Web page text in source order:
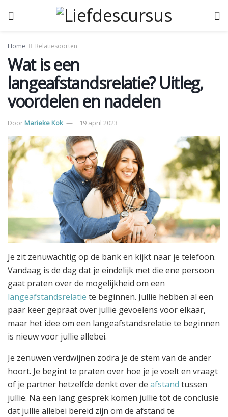
Home Relatiesoorten
Wat is een
langeafstandsrelatie? Uitleg,
voordelen en nadelen
DoorMarieke Kok 19 april 2023
Je zit zenuwachtig op de bank en kijkt naar je telefoon.
Vandaag is de dag dat je eindelijk met die ene persoon
gaat praten over de mogelijkheid om een
langeafstandsrelatie te beginnen. Jullie hebben al een
paar keer gepraat over jullie gevoelens voor elkaar,
maar het idee om een langeafstandsrelatie te beginnen
is nieuw voor jullie allebei.
Je zenuwen verdwijnen zodra je de stem van de ander
hoort. Je begint te praten over hoe je je voelt en vraagt
of je partner hetzelfde denkt over de afstand tussen
jullie. Na een lang gesprek komen jullie tot de conclusie
dat jullie allebei bereid zijn om de afstand te